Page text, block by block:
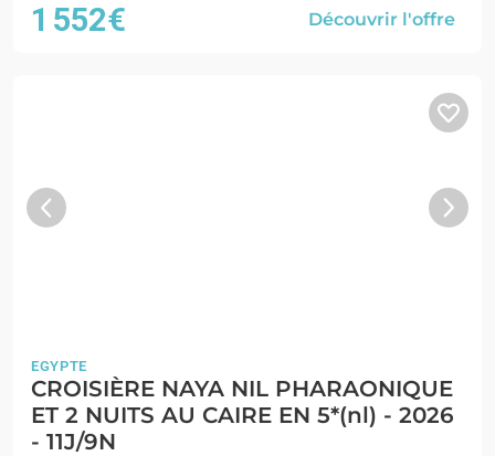
1 552€ Découvrir l'offre
EGYPTE
CROISIÈRE NAYA NIL PHARAONIQUE
ET 2 NUITS AU CAIRE EN 5*(nl) - 2026
- 11J/9N